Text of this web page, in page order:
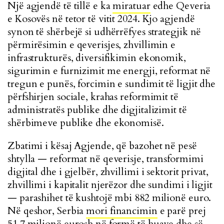
Një agjendë të tillë e kamiratuaredhe Qeveria
e Kosovës në tetor të vitit 2024. Kjo agjendë
synon të shërbejë si udhërrëfyes strategjik në
përmirësimin e qeverisjes, zhvillimin e
infrastrukturës, diversifikimin ekonomik,
sigurimin e furnizimit me energji, reformat në
tregun e punës, forcimin e sundimit të ligjit dhe
përfshirjen sociale, krahas reformimit të
administratës publike dhe digjitalizimit të
shërbimeve publike dhe ekonomisë.
Zbatimi i kësaj Agjende, që bazohet në pesë
shtylla — reformat në qeverisje, transformimi
digjital dhe i gjelbër, zhvillimi i sektorit privat,
zhvillimi i kapitalit njerëzor dhe sundimi i ligjit
— parashihet të kushtojë mbi 882 milionë euro.
Në qeshor, Serbiamori financimine parë prej